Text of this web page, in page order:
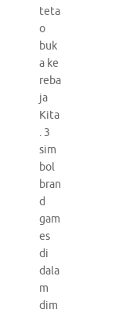
teta
o
buk
a ke
reba
ja
Kita
. 3
sim
bol
bran
d
gam
es
di
dala
m
dim